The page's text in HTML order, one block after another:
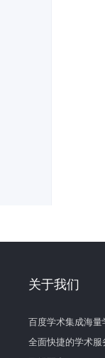
关于我们
百度学术集成海
全面快捷的学术